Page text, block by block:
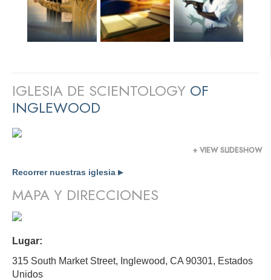
IGLESIA DE SCIENTOLOGY OF
INGLEWOOD
+ VIEW SLIDESHOW
Recorrer nuestras iglesia ▶
MAPA Y DIRECCIONES
Lugar:
315 South Market Street, Inglewood, CA 90301, Estados
Unidos